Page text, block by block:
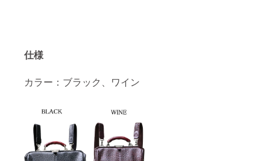
仕様
カラー：ブラック、ワイン